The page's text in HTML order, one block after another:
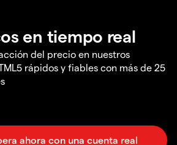
en tiempo real
del precio en nuestros
rápidos y fiables con más de 25